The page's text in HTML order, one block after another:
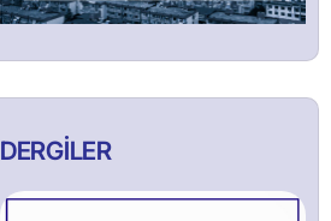
DERGİLER